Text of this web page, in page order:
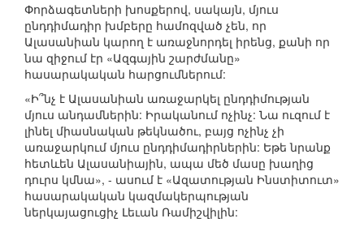
Փորձագետների խոսքերով, սակայն, մյուս
ընդդիմադիր խմբերը համոզված չեն, որ
Ալասանիան կարող է առաջնորդել իրենց, քանի որ
նա զիջում էր «Ազգային շարժմանը»
հասարակական հարցումներում:
«Ի՞նչ է Ալասանիան առաջարկել ընդդիմության
մյուս անդամներին: Իրականում ոչինչ: Նա ուզում է
լինել միասնական թեկնածու, բայց ոչինչ չի
առաջարկում մյուս ընդդիմադիրներին: Եթե նրանք
հետևեն Ալասանիային, ապա մեծ մասը խաղից
դուրս կմնա», - ասում է «Ազատության Ինստիտուտ»
հասարակական կազմակերպության
ներկայացուցիչ Լեւան Ռամիշվիլին: